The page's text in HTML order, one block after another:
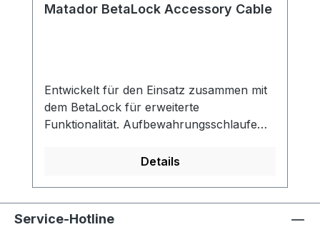
Matador BetaLock Accessory Cable
Entwickelt für den Einsatz zusammen mit
dem BetaLock für erweiterte
Funktionalität. Aufbewahrungsschlaufe
verstaut und griffbereit, wenn du es
und enge SpaltenVerwende die
Gegenstände durch kleine Durchgänge
Details
Service-Hotline